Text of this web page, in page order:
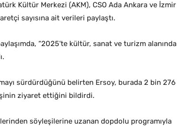
Kültür Merkezi (AKM), CSO Ada Ankara ve İzmir
sayısına ait verileri paylaştı.
“2025’te kültür, sanat ve turizm alanında
sürdürdüğünü belirten Ersoy, burada 2 bin 276
ziyaret ettiğini bildirdi.
söyleşilerine uzanan dopdolu programıyla